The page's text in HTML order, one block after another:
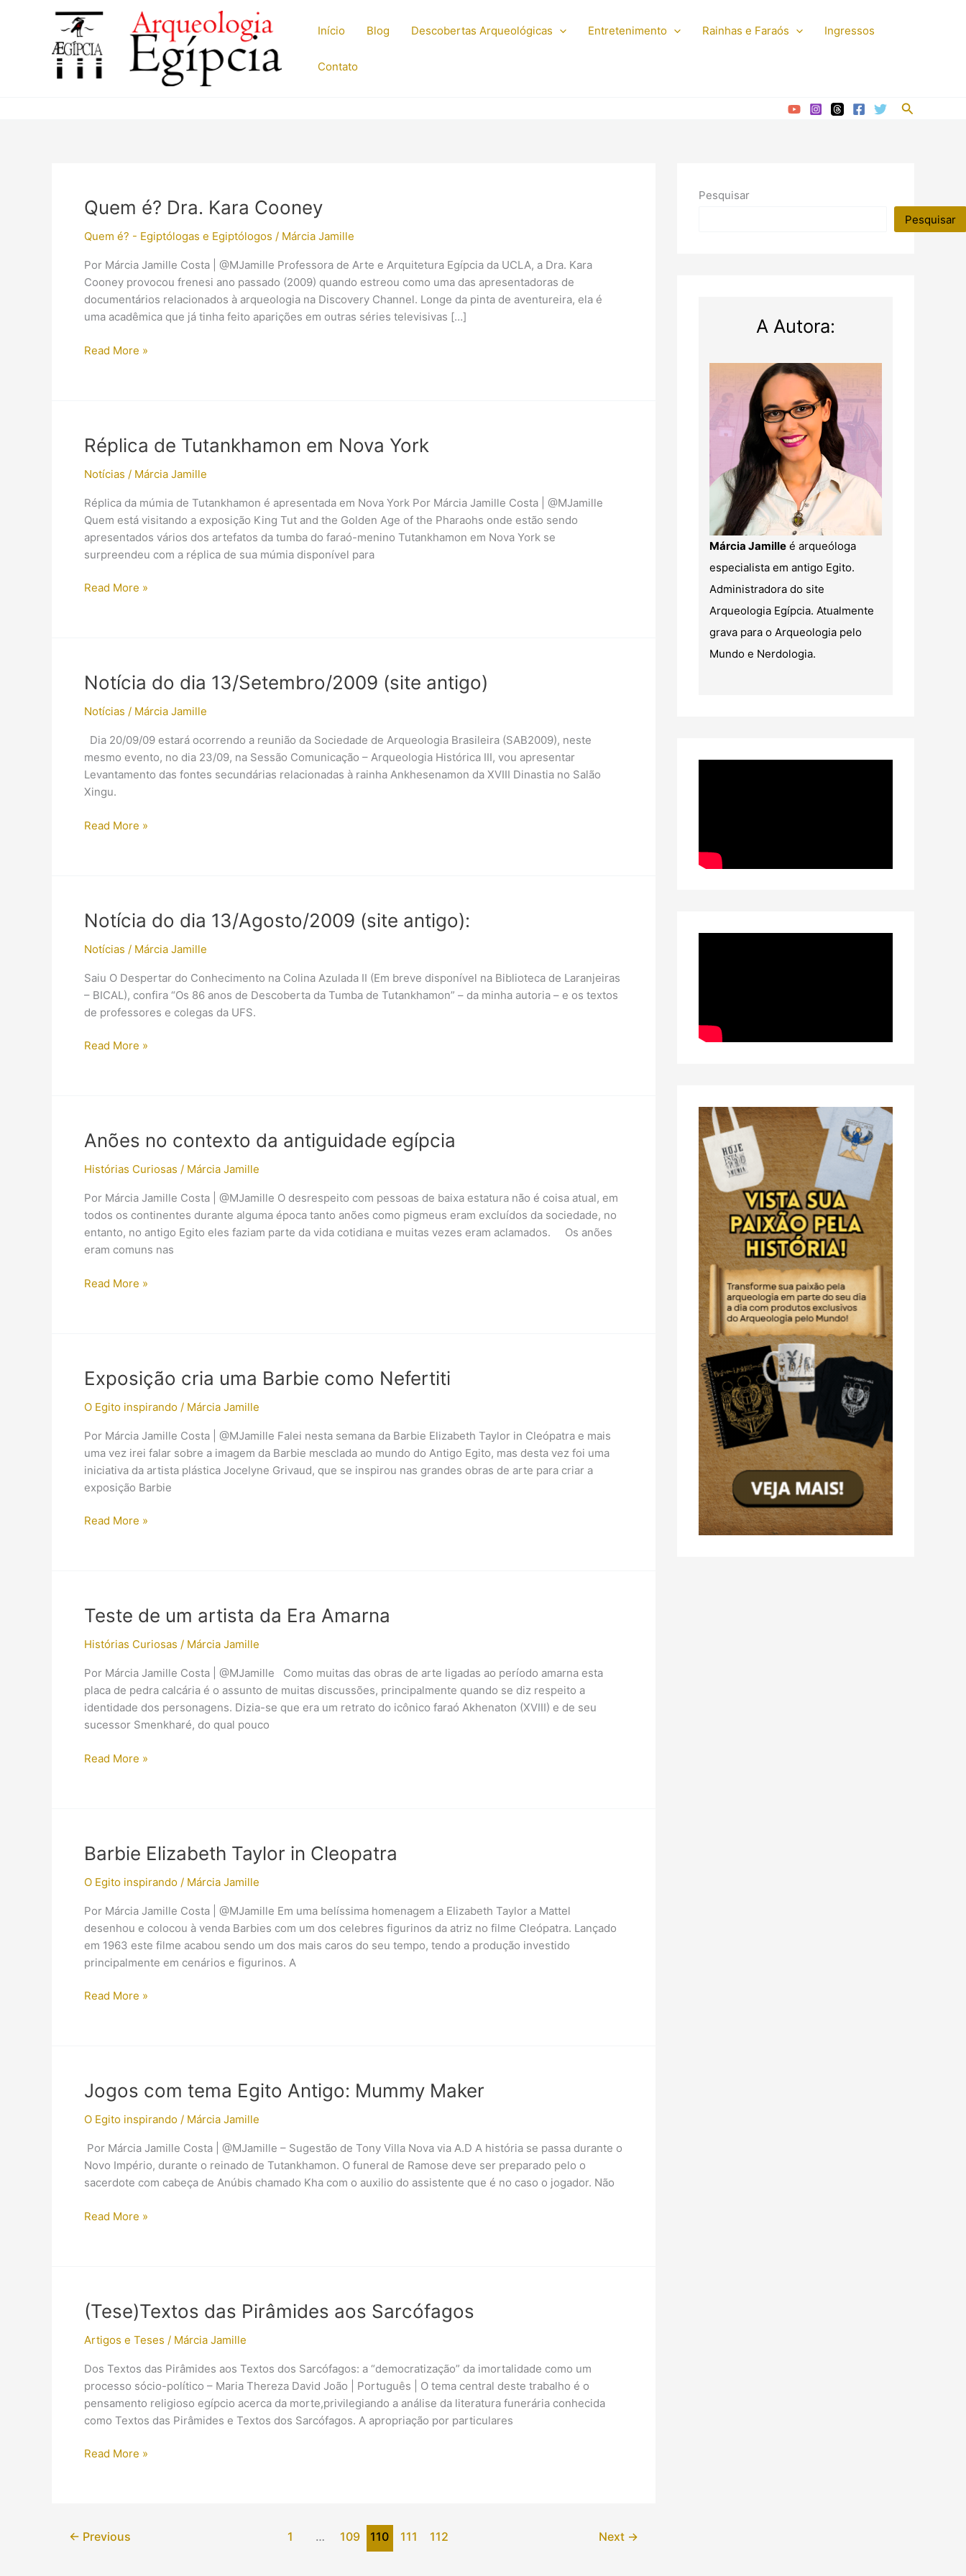
Início Blog Descobertas Arqueológicas Entretenimento Rainhas e Faraós Ingressos
Contato
Pesquisar
Quem é? Dra. Kara Cooney
Quem é? - Egiptólogas e Egiptólogos / Márcia Jamille
Por Márcia Jamille Costa | @MJamille Professora de Arte e Arquitetura Egípcia da UCLA, a Dra. Kara
Cooney provocou frenesi ano passado (2009) quando estreou como uma das apresentadoras de
documentários relacionados à arqueologia na Discovery Channel. Longe da pinta de aventureira, ela é
uma acadêmica que já tinha feito aparições em outras séries televisivas […]
Quem
Read More »
Réplica de Tutankhamon em Nova York
Notícias / Márcia Jamille
Réplica da múmia de Tutankhamon é apresentada em Nova York Por Márcia Jamille Costa | @MJamille
Quem está visitando a exposição King Tut and the Golden Age of the Pharaohs onde estão sendo
apresentados vários dos artefatos da tumba do faraó-menino Tutankhamon em Nova York se
surpreendeu com a réplica de sua múmia disponível para
Réplica
York
Read More »
Notícia do dia 13/Setembro/2009 (site antigo)
Notícias / Márcia Jamille
Dia 20/09/09 estará ocorrendo a reunião da Sociedade de Arqueologia Brasileira (SAB2009), neste
mesmo evento, no dia 23/09, na Sessão Comunicação – Arqueologia Histórica III, vou apresentar
Levantamento das fontes secundárias relacionadas à rainha Ankhesenamon da XVIII Dinastia no Salão
Xingu.
Notícia
antigo)
Read More »
Notícia do dia 13/Agosto/2009 (site antigo):
Notícias / Márcia Jamille
Saiu O Despertar do Conhecimento na Colina Azulada II (Em breve disponível na Biblioteca de Laranjeiras
– BICAL), confira “Os 86 anos de Descoberta da Tumba de Tutankhamon” – da minha autoria – e os textos
de professores e colegas da UFS.
Notícia
antigo):
Read More »
Anões no contexto da antiguidade egípcia
Histórias Curiosas / Márcia Jamille
Por Márcia Jamille Costa | @MJamille O desrespeito com pessoas de baixa estatura não é coisa atual, em
todos os continentes durante alguma época tanto anões como pigmeus eram excluídos da sociedade, no
entanto, no antigo Egito eles faziam parte da vida cotidiana e muitas vezes eram aclamados. Os anões
eram comuns nas
Anões
egípcia
Read More »
Exposição cria uma Barbie como Nefertiti
O Egito inspirando / Márcia Jamille
Por Márcia Jamille Costa | @MJamille Falei nesta semana da Barbie Elizabeth Taylor in Cleópatra e mais
uma vez irei falar sobre a imagem da Barbie mesclada ao mundo do Antigo Egito, mas desta vez foi uma
iniciativa da artista plástica Jocelyne Grivaud, que se inspirou nas grandes obras de arte para criar a
exposição Barbie
Exposição
Nefertiti
Read More »
Teste de um artista da Era Amarna
Histórias Curiosas / Márcia Jamille
Por Márcia Jamille Costa | @MJamille Como muitas das obras de arte ligadas ao período amarna esta
placa de pedra calcária é o assunto de muitas discussões, principalmente quando se diz respeito a
identidade dos personagens. Dizia-se que era um retrato do icônico faraó Akhenaton (XVIII) e de seu
sucessor Smenkharé, do qual pouco
Teste
Era
Amarna
Read More »
Barbie Elizabeth Taylor in Cleopatra
O Egito inspirando / Márcia Jamille
Por Márcia Jamille Costa | @MJamille Em uma belíssima homenagem a Elizabeth Taylor a Mattel
desenhou e colocou à venda Barbies com um dos celebres figurinos da atriz no filme Cleópatra. Lançado
em 1963 este filme acabou sendo um dos mais caros do seu tempo, tendo a produção investido
principalmente em cenários e figurinos. A
Barbie
Read More »
Jogos com tema Egito Antigo: Mummy Maker
O Egito inspirando / Márcia Jamille
Por Márcia Jamille Costa | @MJamille – Sugestão de Tony Villa Nova via A.D A história se passa durante o
Novo Império, durante o reinado de Tutankhamon. O funeral de Ramose deve ser preparado pelo o
sacerdote com cabeça de Anúbis chamado Kha com o auxilio do assistente que é no caso o jogador. Não
Jogos
Mummy
Maker
Read More »
(Tese)Textos das Pirâmides aos Sarcófagos
Artigos e Teses / Márcia Jamille
Dos Textos das Pirâmides aos Textos dos Sarcófagos: a “democratização” da imortalidade como um
processo sócio-político – Maria Thereza David João | Português | O tema central deste trabalho é o
pensamento religioso egípcio acerca da morte,privilegiando a análise da literatura funerária conhecida
como Textos das Pirâmides e Textos dos Sarcófagos. A apropriação por particulares
(Tese)Textos
Read More »
← Previous 1 … 109 110 111 112 Next →
Pesquisar
Pesquisar
A Autora:
Márcia Jamille é arqueóloga
especialista em antigo Egito.
Administradora do site
Arqueologia Egípcia. Atualmente
grava para o Arqueologia pelo
Mundo e Nerdologia.